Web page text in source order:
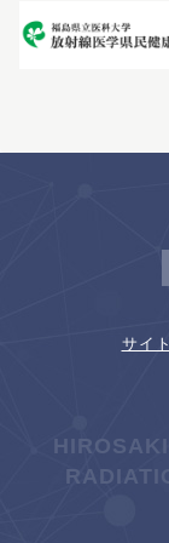
サイ